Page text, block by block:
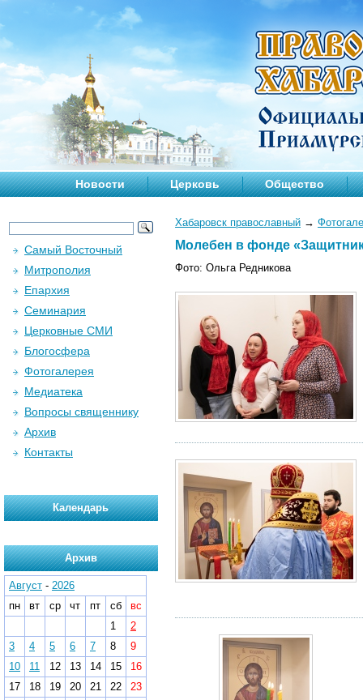
Новости Церковь Общество
Хабаровск православный →
Молебен в фонде
Фото: Ольга Редникова
Самый Восточный
Митрополия
Епархия
Семинария
Церковные СМИ
Блогосфера
Фотогалерея
Медиатека
Вопросы священнику
Архив
Контакты
Календарь
Архив
Август - 2026
пн
вт ср чт пт сб
вс
1
2
3
4 5 6 7 8
9
10
11 12 13 14 15
16
17
18 19 20 21 22
23